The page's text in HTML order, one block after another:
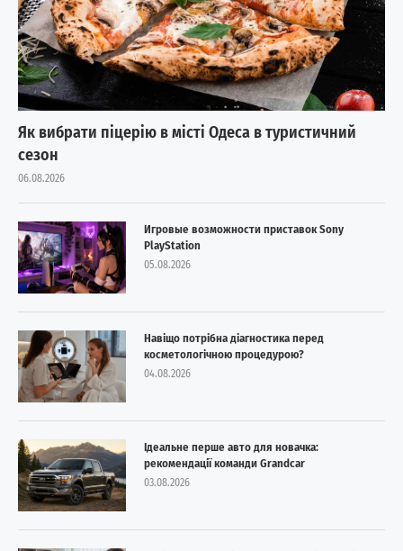
Як вибрати піцерію в місті Одеса в туристичний
сезон
06.08.2026
Игровые возможности приставок Sony
PlayStation
05.08.2026
Навіщо потрібна діагностика перед
косметологічною процедурою?
04.08.2026
Ідеальне перше авто для новачка:
рекомендації команди Grandcar
03.08.2026